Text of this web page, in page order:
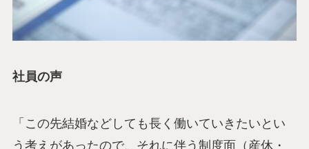
社員の声
「この先結婚などしても長く働いていきたいとい
う考えがあったので、それに伴う制度面（産休・